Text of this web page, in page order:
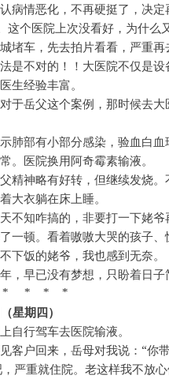
病情恶化，不再硬挺了，决定
这个医院上次没看好，为什么
堵车，先去拍片看看，严重再
是不对的！！大医院不仅是
生经验丰富。
对于岳父这个案例，那时候去
肺部有小部分感染，验血白血
。医院换用阿奇霉素输液。
精神略有好转，但继续发烧。
大衣躺在床上睡。
不知咋搞的，非要打一下姥
一顿。看着嗷嗷大哭的孩子
下饭的姥爷，我也感到无奈。
，早已没有梦想，只盼着日子
* * *
星期四）
自行驾车去医院输液。
客户回来，岳母对我说：“你
，严重就住院。老这样我不放